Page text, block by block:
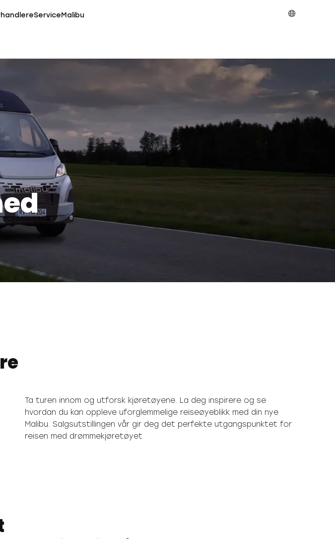
ServiceMalibu
Ta turen innom og utforsk kjøretøyene. La deg inspirere og se
hvordan du kan oppleve uforglemmelige reiseøyeblikk med din nye
Malibu. Salgsutstillingen vår gir deg det perfekte utgangspunktet for
reisen med drømmekjøretøyet